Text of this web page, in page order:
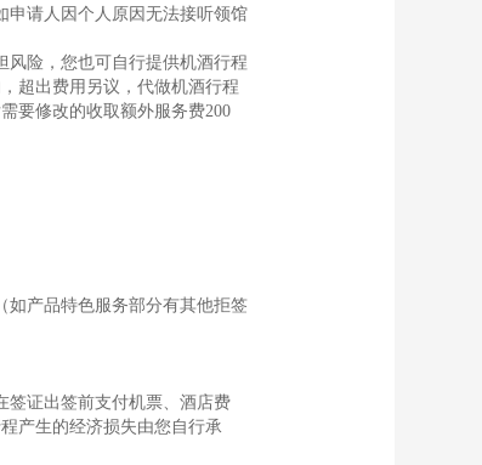
申请人因个人原因无法接听领馆
风险，您也可自行提供机酒行程
超出费用另议，代做机酒行程
要修改的收取额外服务费200
如产品特色服务部分有其他拒签
签证出签前支付机票、酒店费
产生的经济损失由您自行承